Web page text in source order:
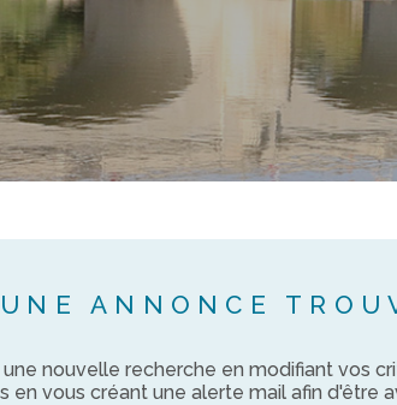
ANNONCE
nouvelle recherche en modifiant vos
en vous créant une alerte mail afin d'être